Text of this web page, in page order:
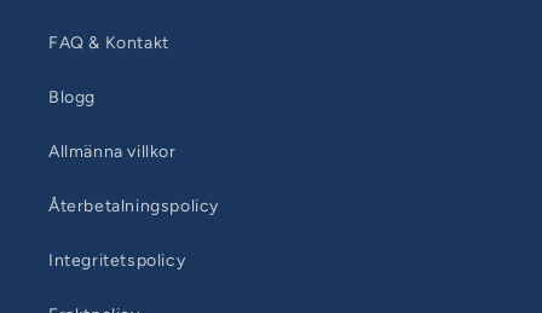
FAQ & Kontakt
Blogg
Allmänna villkor
Återbetalningspolicy
Integritetspolicy